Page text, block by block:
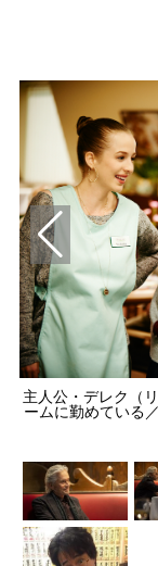
主人公・デレク（
ームに勤めている